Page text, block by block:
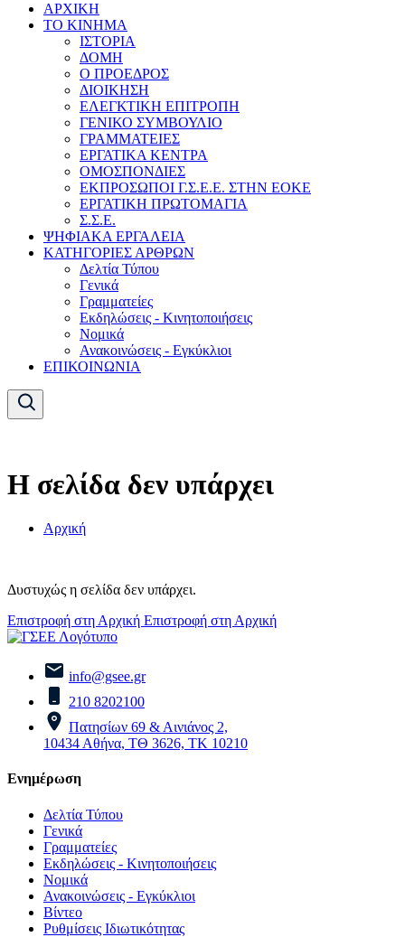
ΑΡΧΙΚΗ
ΤΟ ΚΙΝΗΜΑ
ΙΣΤΟΡΙΑ
ΔΟΜΗ
Ο ΠΡΟΕΔΡΟΣ
ΔΙΟΙΚΗΣΗ
ΕΛΕΓΚΤΙΚΗ ΕΠΙΤΡΟΠΗ
ΓΕΝΙΚΟ ΣΥΜΒΟΥΛΙΟ
ΓΡΑΜΜΑΤΕΙΕΣ
ΕΡΓΑΤΙΚΑ ΚΕΝΤΡΑ
ΟΜΟΣΠΟΝΔΙΕΣ
ΕΚΠΡΟΣΩΠΟΙ Γ.Σ.Ε.Ε. ΣΤΗΝ ΕΟΚΕ
ΕΡΓΑΤΙΚΗ ΠΡΩΤΟΜΑΓΙΑ
Σ.Σ.Ε.
ΨΗΦΙΑΚΑ ΕΡΓΑΛΕΙΑ
ΚΑΤΗΓΟΡΙΕΣ ΑΡΘΡΩΝ
Δελτία Τύπου
Γενικά
Γραμματείες
Εκδηλώσεις - Κινητοποιήσεις
Νομικά
Ανακοινώσεις - Εγκύκλιοι
ΕΠΙΚΟΙΝΩΝΙΑ
Η σελίδα δεν υπάρχει
Αρχική
Δυστυχώς η σελίδα δεν υπάρχει.
Επιστροφή στη Αρχική Επιστροφή στη Αρχική
info@gsee.gr
210 8202100
Πατησίων 69 & Αινιάνος 2,
10434 Αθήνα, ΤΘ 3626, ΤΚ 10210
Ενημέρωση
Δελτία Τύπου
Γενικά
Γραμματείες
Εκδηλώσεις - Κινητοποιήσεις
Νομικά
Ανακοινώσεις - Εγκύκλιοι
Βίντεο
Ρυθμίσεις Ιδιωτικότητας